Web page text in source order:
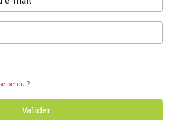
perdu ?
Valider